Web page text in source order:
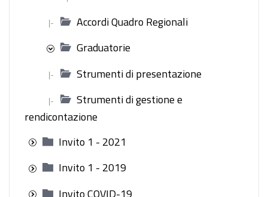
|-
Accordi Quadro Regionali
Graduatorie
|- Strumenti di presentazione
|-
Strumenti di gestione e
rendicontazione
Invito 1 - 2021
Invito 1 - 2019
Invito COVID-19